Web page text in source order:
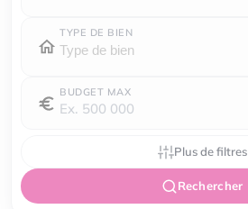
TYPE DE BIEN
BUDGET MAX
Plus de filtres
Rechercher